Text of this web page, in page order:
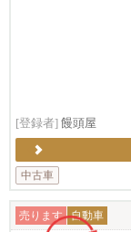
[登録者] 饅頭屋
中古車
売ります 自動車